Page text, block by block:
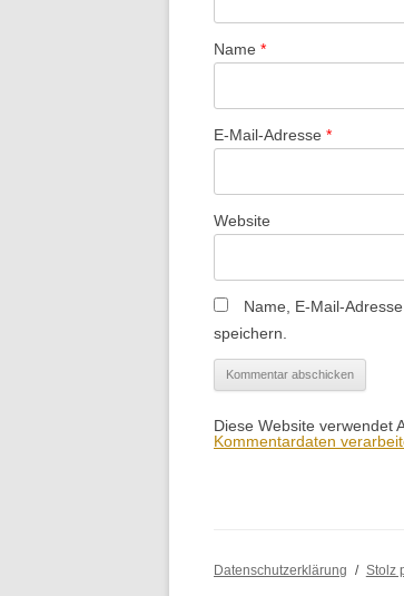
Name *
E-Mail-Adresse *
Website
Name, E-Mail-
speichern.
Diese Website verwendet
Kommentardaten
Datenschutzerklärung Stolz